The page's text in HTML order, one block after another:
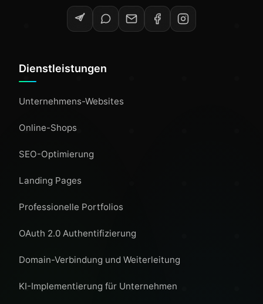
Dienstleistungen
Unternehmens-Websites
Online-Shops
SEO-Optimierung
Landing Pages
Professionelle Portfolios
OAuth 2.0 Authentifizierung
Domain-Verbindung und Weiterleitung
KI-Implementierung für Unternehmen